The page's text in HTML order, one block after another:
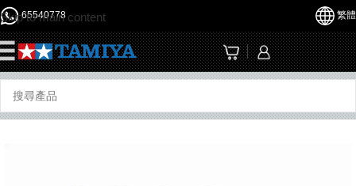
Skip to main content
65540778 繁體